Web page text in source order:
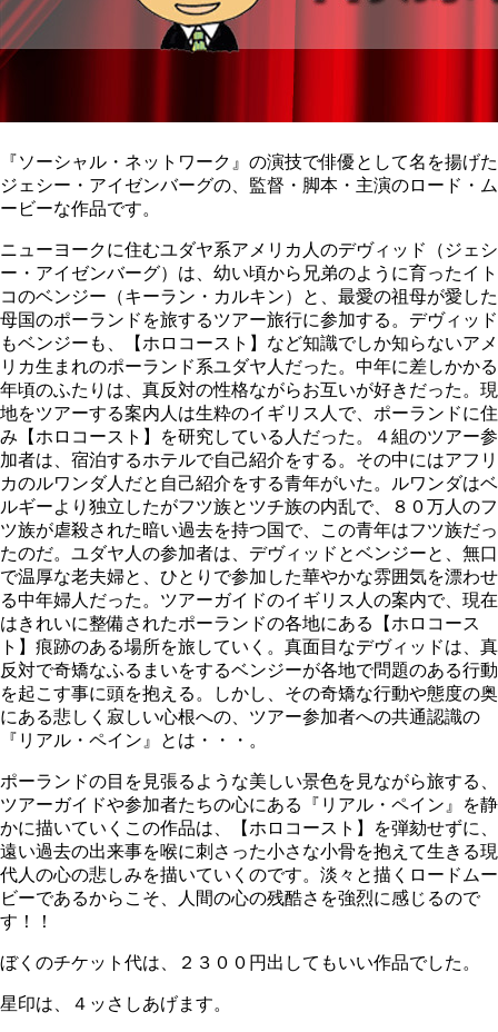
『ソーシャル・ネットワーク』の演技で俳優として名を揚げた
ジェシー・アイゼンバーグの、監督・脚本・主演のロード・ム
ービーな作品です。
ニューヨークに住むユダヤ系アメリカ人のデヴィッド（ジェシ
ー・アイゼンバーグ）は、幼い頃から兄弟のように育ったイト
コのベンジー（キーラン・カルキン）と、最愛の祖母が愛した
母国のポーランドを旅するツアー旅行に参加する。デヴィッド
もベンジーも、【ホロコースト】など知識でしか知らないアメ
リカ生まれのポーランド系ユダヤ人だった。中年に差しかかる
年頃のふたりは、真反対の性格ながらお互いが好きだった。現
地をツアーする案内人は生粋のイギリス人で、ポーランドに住
み【ホロコースト】を研究している人だった。４組のツアー参
加者は、宿泊するホテルで自己紹介をする。その中にはアフリ
カのルワンダ人だと自己紹介をする青年がいた。ルワンダはベ
ルギーより独立したがフツ族とツチ族の内乱で、８０万人のフ
ツ族が虐殺された暗い過去を持つ国で、この青年はフツ族だっ
たのだ。ユダヤ人の参加者は、デヴィッドとベンジーと、無口
で温厚な老夫婦と、ひとりで参加した華やかな雰囲気を漂わせ
る中年婦人だった。ツアーガイドのイギリス人の案内で、現在
はきれいに整備されたポーランドの各地にある【ホロコース
ト】痕跡のある場所を旅していく。真面目なデヴィッドは、真
反対で奇矯なふるまいをするベンジーが各地で問題のある行動
を起こす事に頭を抱える。しかし、その奇矯な行動や態度の奥
にある悲しく寂しい心根への、ツアー参加者への共通認識の
『リアル・ペイン』とは・・・。
ポーランドの目を見張るような美しい景色を見ながら旅する、
ツアーガイドや参加者たちの心にある『リアル・ペイン』を静
かに描いていくこの作品は、【ホロコースト】を弾劾せずに、
遠い過去の出来事を喉に刺さった小さな小骨を抱えて生きる現
代人の心の悲しみを描いていくのです。淡々と描くロードムー
ビーであるからこそ、人間の心の残酷さを強烈に感じるので
す！！
ぼくのチケット代は、２３００円出してもいい作品でした。
星印は、４ッさしあげます。